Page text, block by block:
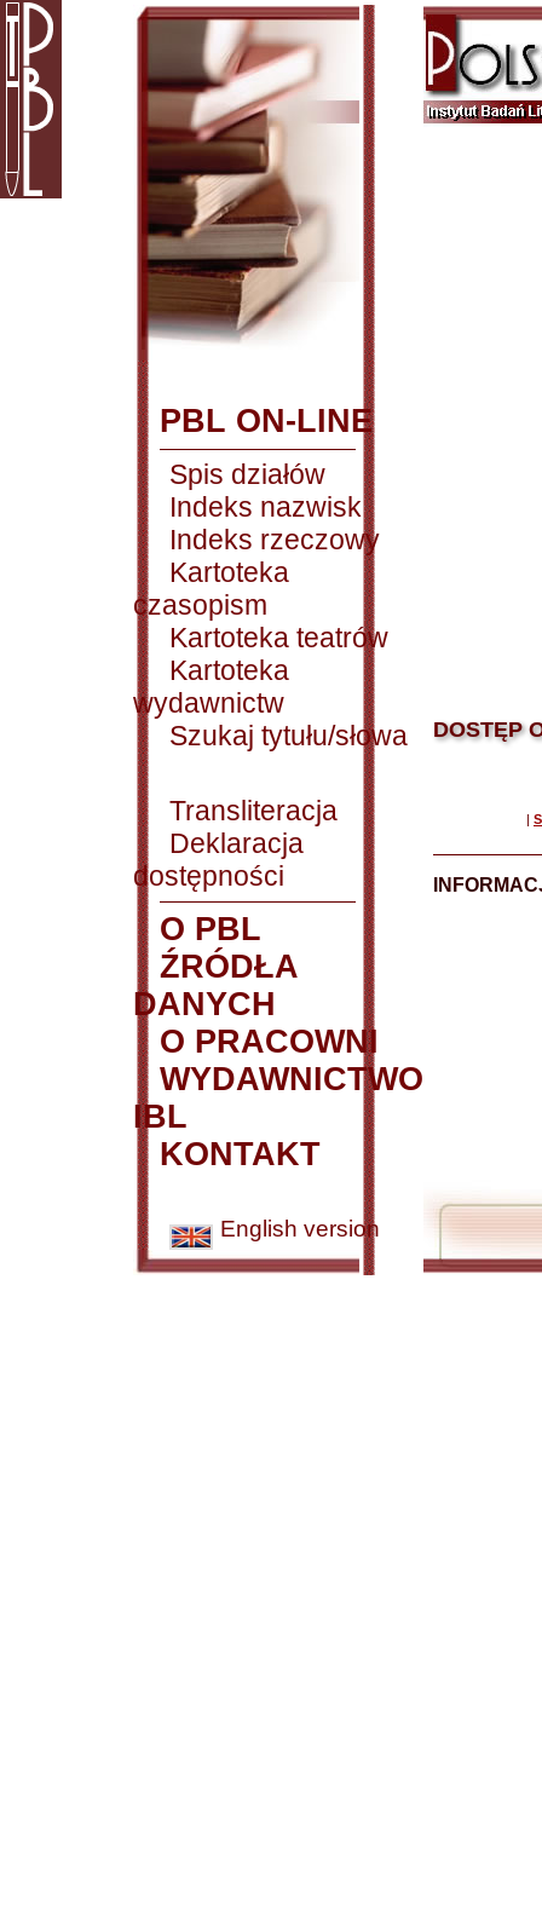
PBL ON-LINE
Spis działów
Indeks nazwisk
Indeks rzeczowy
Kartoteka
czasopism
Kartoteka teatrów
Kartoteka
wydawnictw
Szukaj tytułu/słowa
Transliteracja
Deklaracja
dostępności
O PBL
ŹRÓDŁA
DANYCH
O PRACOWNI
WYDAWNICTWO
IBL
KONTAKT
English version
DOSTĘP
|